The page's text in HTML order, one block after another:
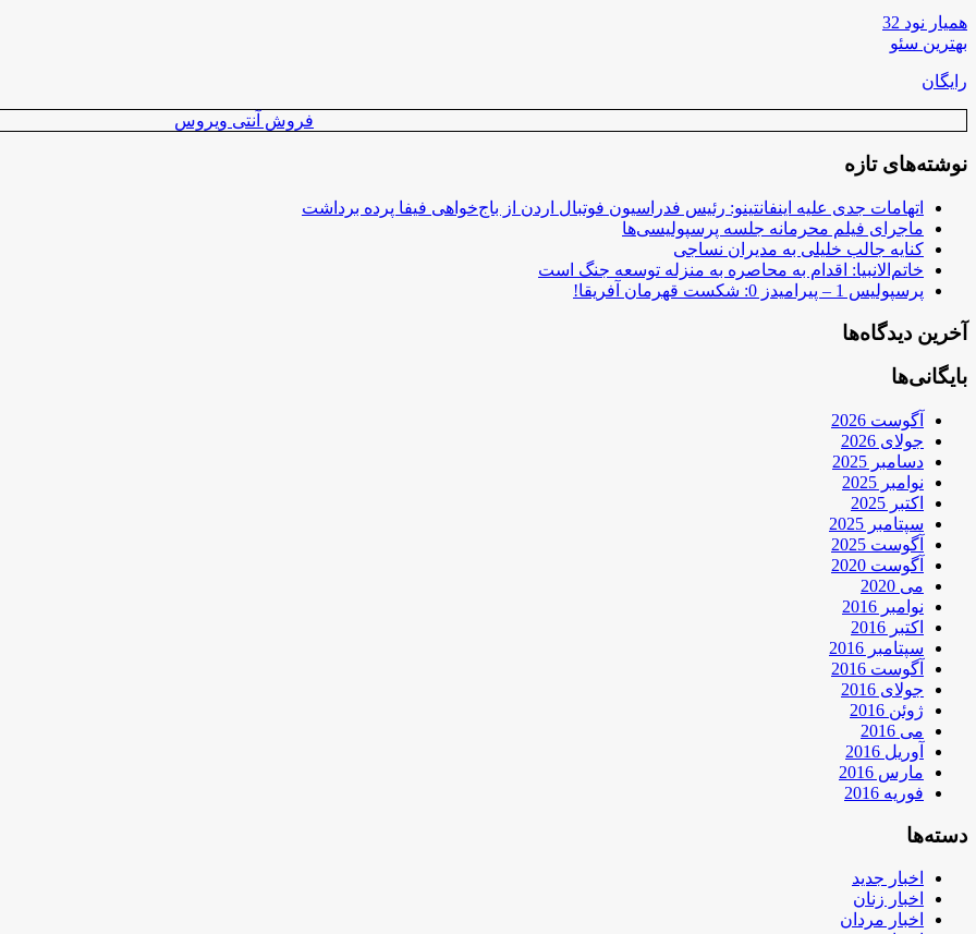
همیار نود 32
بهترین سئو
رایگان
فروش آنتی ویروس
نوشته‌های تازه
اتهامات جدی علیه اینفانتینو: رئیس فدراسیون فوتبال اردن از باج‌خواهی فیفا پرده برداشت
ماجرای فیلم محرمانه جلسه پرسپولیسی‌ها
کنایه جالب خلیلی به مدیران نساجی
خاتم‌الانبیا: اقدام به محاصره به منزله توسعه جنگ است
پرسپولیس 1 – پیرامیدز 0: شکست قهرمان آفریقا!
آخرین دیدگاه‌ها
بایگانی‌ها
آگوست 2026
جولای 2026
دسامبر 2025
نوامبر 2025
اکتبر 2025
سپتامبر 2025
آگوست 2025
آگوست 2020
می 2020
نوامبر 2016
اکتبر 2016
سپتامبر 2016
آگوست 2016
جولای 2016
ژوئن 2016
می 2016
آوریل 2016
مارس 2016
فوریه 2016
دسته‌ها
اخبار جدید
اخبار زنان
اخبار مردان